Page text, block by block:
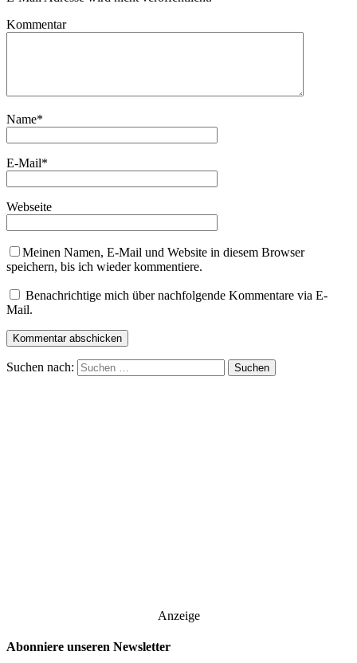
Kommentar
Name*
E-Mail*
Webseite
Meinen Namen, E-Mail und Website in diesem Browser
speichern, bis ich wieder kommentiere.
Benachrichtige mich über nachfolgende Kommentare via E-
Mail.
Suchen nach:
Anzeige
Abonniere unseren Newsletter